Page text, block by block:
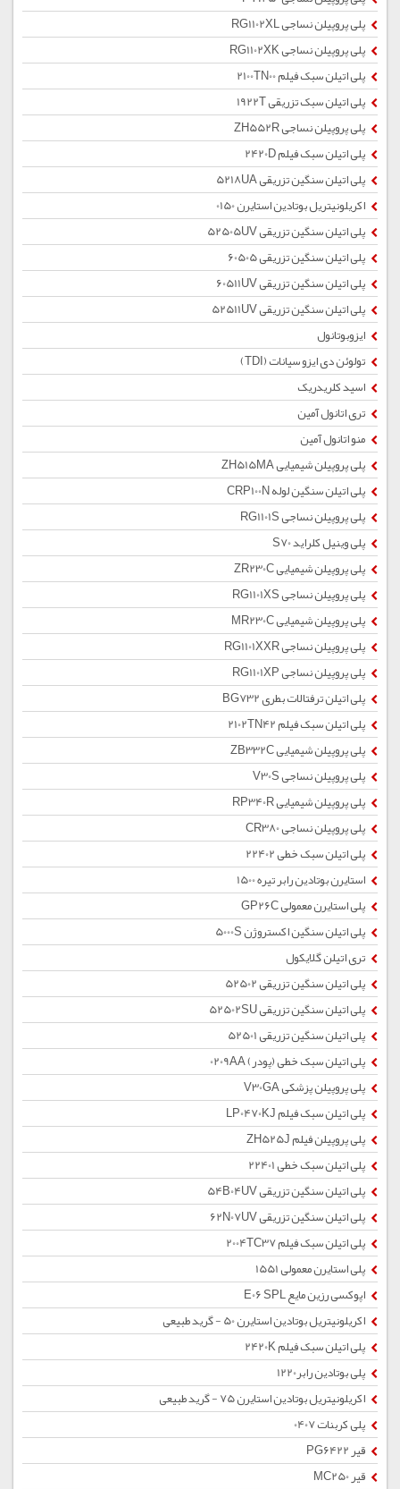
پلی پروپیلن نساجی RG1102XL
پلی پروپیلن نساجی RG1102XK
پلی اتیلن سبک فیلم 2100TN00
پلی اتیلن سبک تزریقی 1922T
پلی پروپیلن نساجی ZH552R
پلی اتیلن سبک فیلم 2420D
پلی اتیلن سنگین تزریقی 5218UA
اکریلونیتریل بوتادین استایرن 0150
پلی اتیلن سنگین تزریقی 52505UV
پلی اتیلن سنگین تزریقی 60505
پلی اتیلن سنگین تزریقی 60511UV
پلی اتیلن سنگین تزریقی 52511UV
ایزوبوتانول
تولوئن دی ایزو سیانات (TDI)
اسید کلریدریک
تری اتانول آمین
منو اتانول آمین
پلی پروپیلن شیمیایی ZH515MA
پلی اتیلن سنگین لوله CRP100N
پلی پروپیلن نساجی RG1101S
پلی وینیل کلراید S70
پلی پروپیلن شیمیایی ZR230C
پلی پروپیلن نساجی RG1101XS
پلی پروپیلن شیمیایی MR230C
پلی پروپیلن نساجی RG1101XXR
پلی پروپیلن نساجی RG1101XP
پلی اتیلن ترفتالات بطری BG732
پلی اتیلن سبک فیلم 2102TN42
پلی پروپیلن شیمیایی ZB332C
پلی پروپیلن نساجی V30S
پلی پروپیلن شیمیایی RP340R
پلی پروپیلن نساجی CR380
پلی اتیلن سبک خطی 22402
استایرن بوتادین رابر تیره 1500
پلی استایرن معمولی GP26C
پلی اتیلن سنگین اکستروژن 5000S
تری اتیلن گلایکول
پلی اتیلن سنگین تزریقی 52502
پلی اتیلن سنگین تزریقی 52502SU
پلی اتیلن سنگین تزریقی 52501
پلی اتیلن سبک خطی (پودر) 0209AA
پلی پروپیلن پزشکی V30GA
پلی اتیلن سبک فیلم LP0470KJ
پلی پروپیلن فیلم ZH525J
پلی اتیلن سبک خطی 22401
پلی اتیلن سنگین تزریقی 54B04UV
پلی اتیلن سنگین تزریقی 62N07UV
پلی اتیلن سبک فیلم 2004TC37
پلی استایرن معمولی 1551
اپوکسی رزین مایع E06 SPL
اکریلونیتریل بوتادین استایرن 50 - گرید طبیعی
پلی اتیلن سبک فیلم 2420K
پلی بوتادین رابر1220
اکریلونیتریل بوتادین استایرن 75 - گرید طبیعی
پلی کربنات 0407
قیر PG6422
قیر MC250